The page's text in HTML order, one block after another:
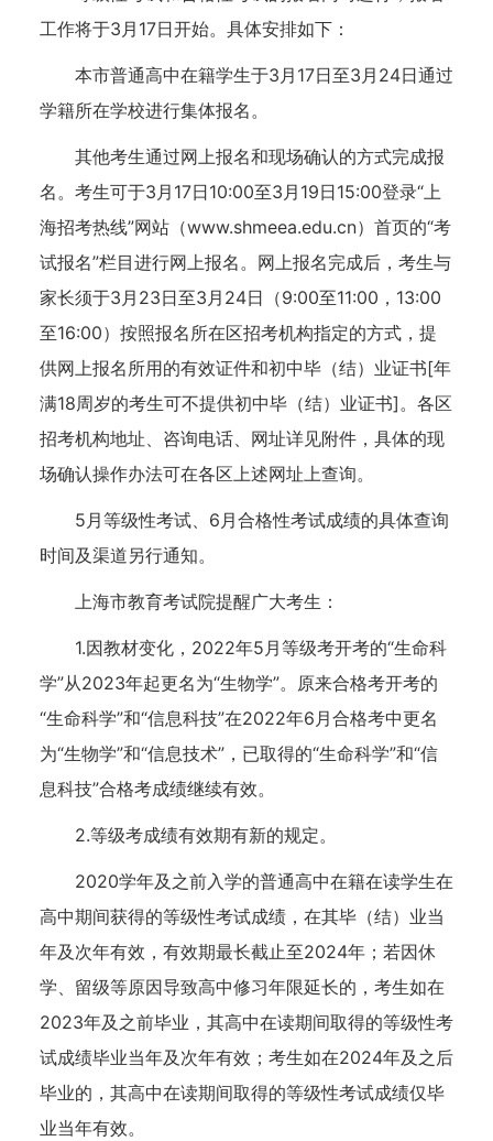
工作将于3月17日开始。具体安排如下：
本市普通高中在籍学生于3月17日至3月24日通过
学籍所在学校进行集体报名。
其他考生通过网上报名和现场确认的方式完成报
名。考生可于3月17日10:00至3月19日15:00登录“上
海招考热线”网站（www.shmeea.edu.cn）首页的“考
试报名”栏目进行网上报名。网上报名完成后，考生与
家长须于3月23日至3月24日（9:00至11:00，13:00
至16:00）按照报名所在区招考机构指定的方式，提
供网上报名所用的有效证件和初中毕（结）业证书[年
满18周岁的考生可不提供初中毕（结）业证书]。各区
招考机构地址、咨询电话、网址详见附件，具体的现
场确认操作办法可在各区上述网址上查询。
5月等级性考试、6月合格性考试成绩的具体查询
时间及渠道另行通知。
上海市教育考试院提醒广大考生：
1.因教材变化，2022年5月等级考开考的“生命科
学”从2023年起更名为“生物学”。原来合格考开考的
“生命科学”和“信息科技”在2022年6月合格考中更名
为“生物学”和“信息技术”，已取得的“生命科学”和“信
息科技”合格考成绩继续有效。
2.等级考成绩有效期有新的规定。
2020学年及之前入学的普通高中在籍在读学生在
高中期间获得的等级性考试成绩，在其毕（结）业当
年及次年有效，有效期最长截止至2024年；若因休
学、留级等原因导致高中修习年限延长的，考生如在
2023年及之前毕业，其高中在读期间取得的等级性考
试成绩毕业当年及次年有效；考生如在2024年及之后
毕业的，其高中在读期间取得的等级性考试成绩仅毕
业当年有效。